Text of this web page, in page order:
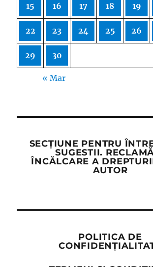
15 16 17 18 19
22 23 24 25 26
29 30
« Mar
SECȚIUNE PENTRU
SUGESTII.
ÎNCĂLCARE A
AUTOR
POLITICA DE